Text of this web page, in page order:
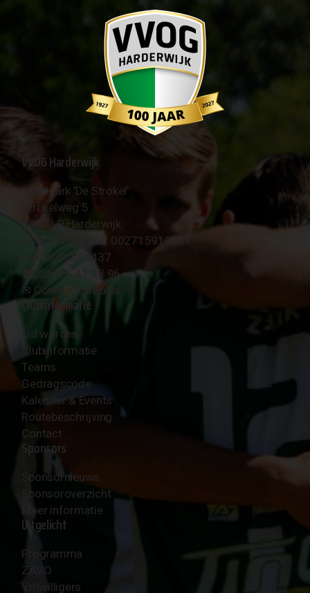
VVOG Harderwijk
Sportpark 'De Strokel'
Strokelweg 5
3847 LR Harderwijk
BTW Nummer NL 002715910B01
KvK Nr 40094437
☎︎ 0341 - 41 28 96
✉︎ Contactformulier
Clubinformatie
Lid worden
Clubinformatie
Teams
Gedragscode
Kalender & Events
Routebeschrijving
Contact
Sponsors
Sponsornieuws
Sponsoroverzicht
Meer informatie
Uitgelicht
Programma
ZAVO
Vrijwilligers